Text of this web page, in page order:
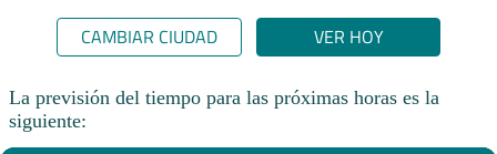
CAMBIAR CIUDAD VER HOY
La previsión del tiempo para las próximas horas es la
siguiente: